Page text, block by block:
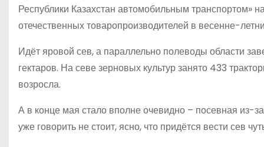
Республики Казахстан автомобильным транспортом»
отечественных товаропроизводителей в весенне-
Идёт яровой сев, а параллельно полеводы области
гектаров. На севе зерновых культур занято 433
возросла.
А в конце мая стало вполне очевидно – посевная из-
уже говорить не стоит, ясно, что придётся вести сев